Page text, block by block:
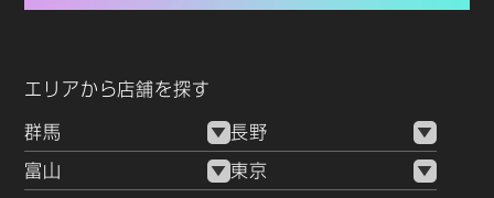
エリアから店舗を探す
群馬 長野
富山 東京